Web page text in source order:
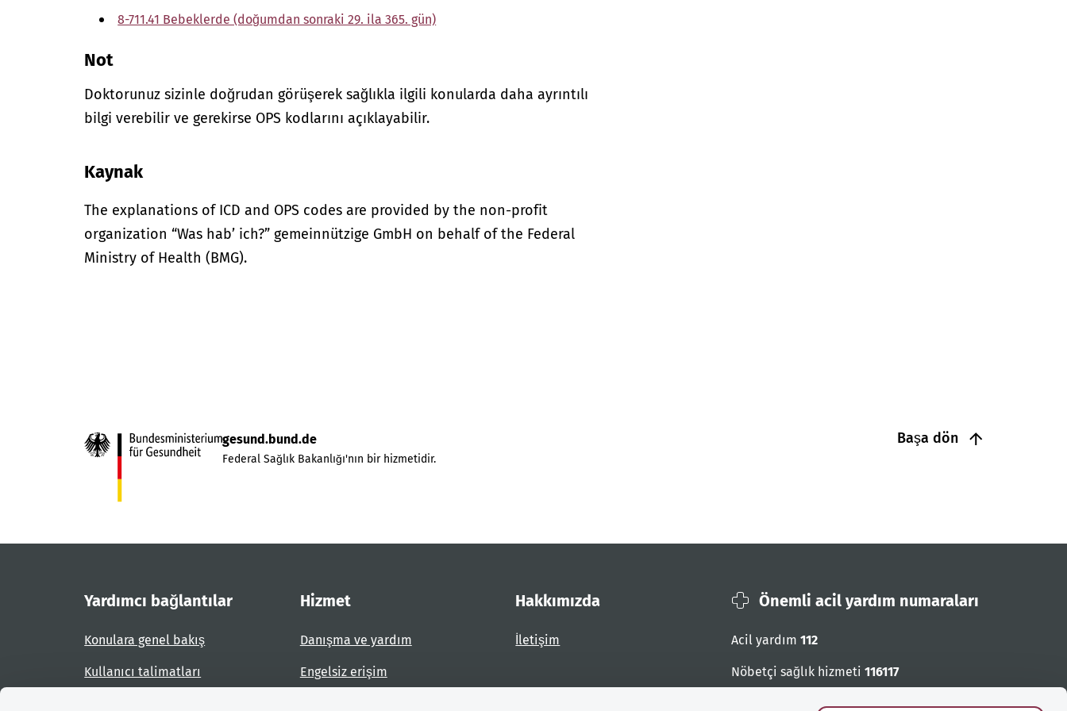
8-711.41 Bebeklerde (doğumdan sonraki 29. ila 365. gün)
Not
Doktorunuz sizinle doğrudan görüşerek sağlıkla ilgili konularda daha ayrıntılı
bilgi verebilir ve gerekirse OPS kodlarını açıklayabilir.
Kaynak
The explanations of ICD and OPS codes are provided by the non-profit
organization “Was hab’ ich?” gemeinnützige GmbH on behalf of the Federal
Ministry of Health (BMG).
Başa dön
gesund.bund.de
Federal Sağlık Bakanlığı'nın bir hizmetidir.
Yardımcı bağlantılar
Konulara genel bakış
Kullanıcı talimatları
Hizmet
Danışma ve yardım
Engelsiz erişim
Hakkımızda
İletişim
Önemli acil yardım numaraları
Acil yardım 112
Nöbetçi sağlık hizmeti 116117
Acil cagri numaralari